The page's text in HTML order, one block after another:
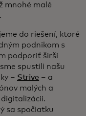
mnohé malé
do riešení, ktoré
podnikom s
podporiť širší
spustili našu
– Strive – a
malých a
sa spočiatku